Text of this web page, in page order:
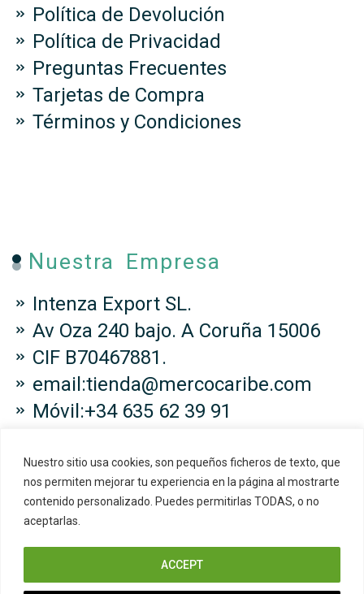
Nuestro sitio usa cookies, son pequeños ficheros de texto, que
nos permiten mejorar tu experiencia en la página al mostrarte
contenido personalizado. Puedes permitirlas TODAS, o no
aceptarlas.
ACCEPT
Política de Devolución
Política de Privacidad
Preguntas Frecuentes
Tarjetas de Compra
Términos y Condiciones
Nuestra Empresa
Intenza Export SL.
Av Oza 240 bajo. A Coruña 15006
CIF B70467881.
email:tienda@mercocaribe.com
Móvil:+34 635 62 39 91
Copyright © 2024 Mercocaribe. All
Right Reserved.